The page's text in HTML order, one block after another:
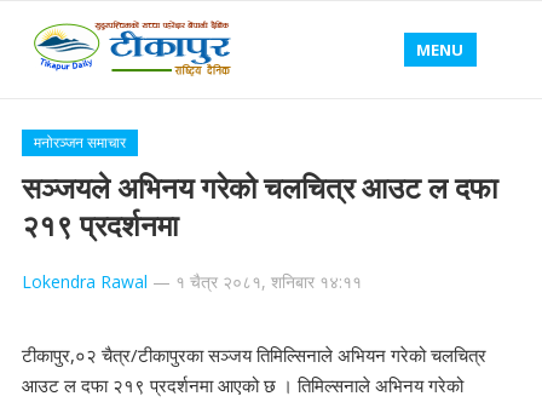
MENU
मनोरञ्जन समाचार
सञ्जयले अभिनय गरेको चलचित्र आउट ल दफा
२१९ प्रदर्शनमा
Lokendra Rawal — १ चैत्र २०८१, शनिबार १४:११
टीकापुर,०२ चैत्र/टीकापुरका सञ्जय तिमिल्सिनाले अभियन गरेको चलचित्र
आउट ल दफा २१९ प्रदर्शनमा आएको छ । तिमिल्सनाले अभिनय गरेको